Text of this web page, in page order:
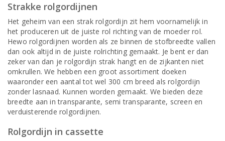
Strakke rolgordijnen
Het geheim van een strak rolgordijn zit hem voornamelijk in
het produceren uit de juiste rol richting van de moeder rol.
Hewo rolgordijnen worden als ze binnen de stofbreedte vallen
dan ook altijd in de juiste rolrichting gemaakt. Je bent er dan
zeker van dan je rolgordijn strak hangt en de zijkanten niet
omkrullen. We hebben een groot assortiment doeken
waaronder een aantal tot wel 300 cm breed als rolgordijn
zonder lasnaad. Kunnen worden gemaakt. We bieden deze
breedte aan in transparante, semi transparante, screen en
verduisterende rolgordijnen.
Rolgordijn in cassette